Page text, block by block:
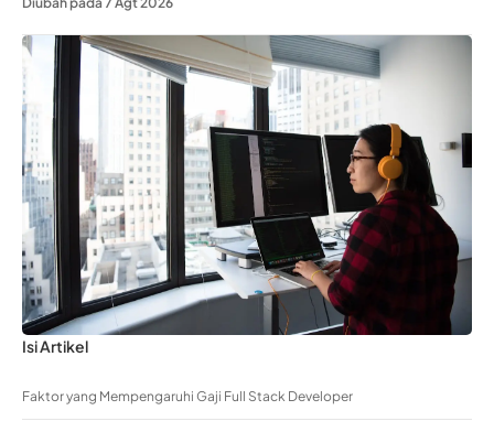
Isi Artikel
Faktor yang Mempengaruhi Gaji Full Stack Developer